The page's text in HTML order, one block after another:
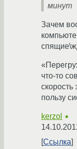
минут
Зачем
что-то
скорость
пользу
kerzol ★
Ссылка